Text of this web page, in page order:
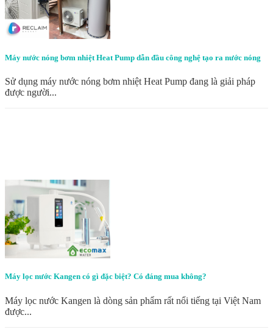
Máy nước nóng bơm nhiệt Heat Pump dẫn đầu công nghệ tạo ra nước nóng
Sử dụng máy nước nóng bơm nhiệt Heat Pump đang là giải pháp
được người...
Máy lọc nước Kangen có gì đặc biệt? Có đáng mua không?
Máy lọc nước Kangen là dòng sản phẩm rất nổi tiếng tại Việt Nam
được...